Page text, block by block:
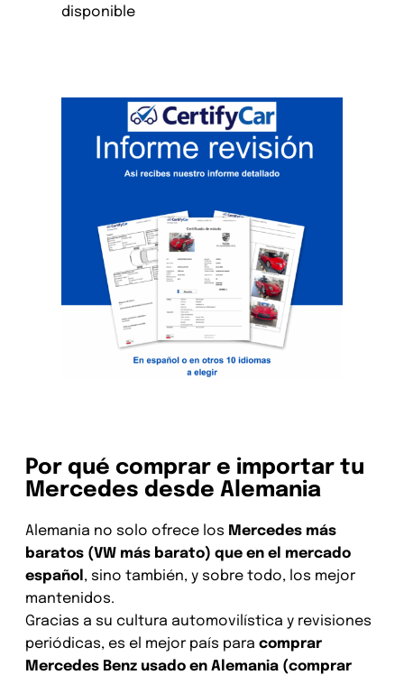
disponible
Por qué comprar e importar tu
Mercedes desde Alemania
Alemania no solo ofrece los Mercedes más
baratos (VW más barato) que en el mercado
español , sino también, y sobre todo, los mejor
mantenidos.
Gracias a su cultura automovilística y revisiones
periódicas, es el mejor país para comprar
Mercedes Benz usado en Alemania (comprar